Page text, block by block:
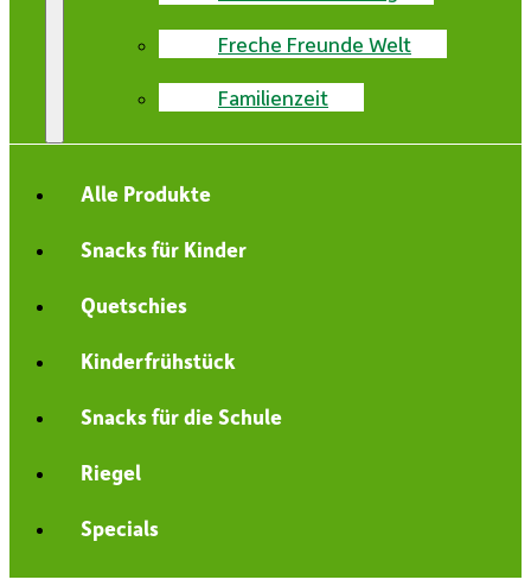
Freche Freunde Welt
Familienzeit
Alle Produkte
Snacks für Kinder
Quetschies
Kinderfrühstück
Snacks für die Schule
Riegel
Specials